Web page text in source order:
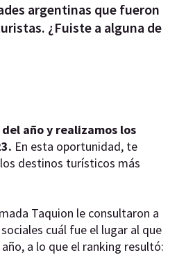
argentinas que fueron
¿Fuiste a alguna de
año y realizamos los
En esta oportunidad, te
destinos turísticos más
Taquion le consultaron a
cuál fue el lugar al que
a lo que el ranking resultó: